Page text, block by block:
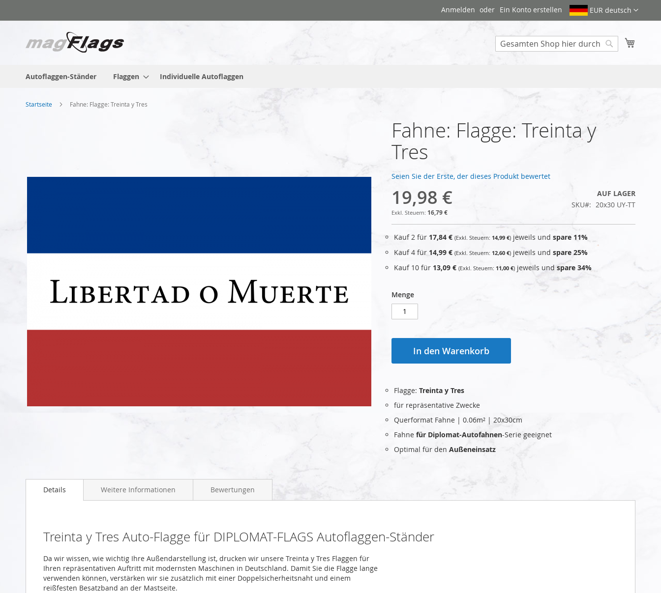
Inhalt
EUR deutsch
Anmelden Ein Konto erstellen
Autoflaggen-Ständer Flaggen Individuelle Autoflaggen
Startseite Fahne: Flagge: Treinta y Tres
Anfang
Fahne: Flagge: Treinta y
Tres
Seien Sie der Erste, der dieses Produkt bewertet
19,98 €
16,79 €
AUF LAGER
SKU
20x30 UY-TT
Kauf 2 für 17,84 € 14,99 € jeweils und spare 11%
Kauf 4 für 14,99 € 12,60 € jeweils und spare 25%
Kauf 10 für 13,09 € 11,00 € jeweils und spare 34%
Menge
In den Warenkorb
Flagge: Treinta y Tres
für repräsentative Zwecke
Querformat Fahne | 0.06m² | 20x30cm
Fahne für Diplomat-Autofahnen-Serie geeignet
Optimal für den Außeneinsatz
Details
Treinta y Tres Auto-Flagge für DIPLOMAT-FLAGS Autoflaggen-Ständer
Da wir wissen, wie wichtig Ihre Außendarstellung ist, drucken wir unsere Treinta y Tres Flaggen für
Ihren repräsentativen Auftritt mit modernsten Maschinen in Deutschland. Damit Sie die Flagge lange
verwenden können, verstärken wir sie zusätzlich mit einer Doppelsicherheitsnaht und einem
reißfesten Besatzband an der Mastseite.
Weitere Informationen Bewertungen